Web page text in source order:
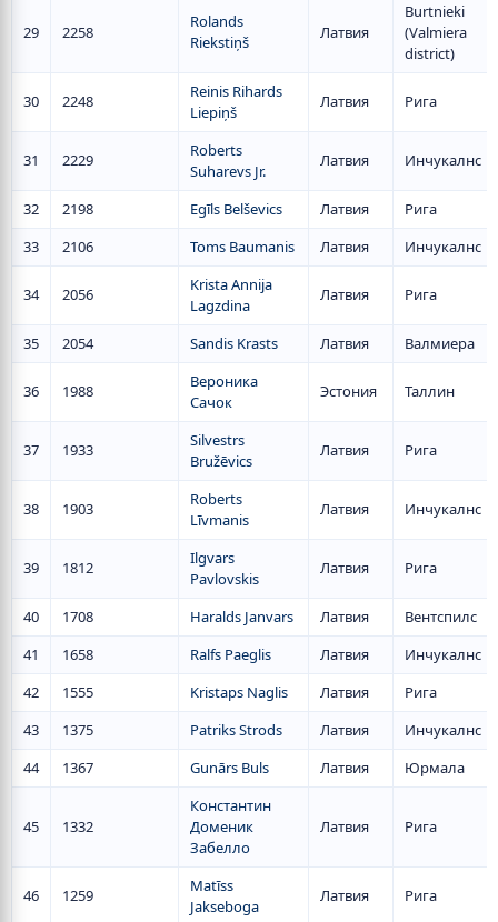
29 2258
Rolands
Riekstiņš
Латвия
Burtnieki
(Valmiera
district)
30 2248
Reinis Rihards
Liepiņš
Латвия Рига
31 2229
Roberts
Suharevs Jr.
Латвия Инчукалнс
32 2198 Egīls Belševics Латвия
Рига
33
2106 Toms Baumanis Латвия Инчукалнс
34 2056
Krista Annija
Lagzdina
Латвия Рига
35 2054 Sandis Krasts Латвия Валмиера
36 1988
Вероника
Сачок
Эстония Таллин
37 1933
Silvestrs
Bružēvics
Латвия Рига
38 1903
Roberts
Līvmanis
Латвия Инчукалнс
39 1812
Ilgvars
Pavlovskis
Латвия Рига
40 1708 Haralds Janvars Латвия
Вентспилс
41
1658 Ralfs Paeglis Латвия
Инчукалнс
42
1555 Kristaps Naglis Латвия
Рига
43
1375 Patriks Strods Латвия
Инчукалнс
44
1367 Gunārs Buls Латвия Юрмала
45 1332
Константин
Доменик
Забелло
Латвия Рига
46 1259
Matīss
Jakseboga
Латвия Рига